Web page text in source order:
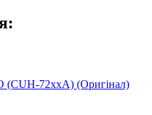
(CUH-72xxA) (Оригінал)